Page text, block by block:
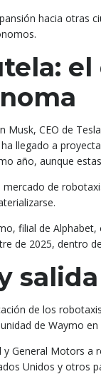
hacia otras
Musk, CEO de
llegado a
año, aunque
de
filial de
de 2025, dentro
de los
de Waymo
General Motors
Unidos y otros